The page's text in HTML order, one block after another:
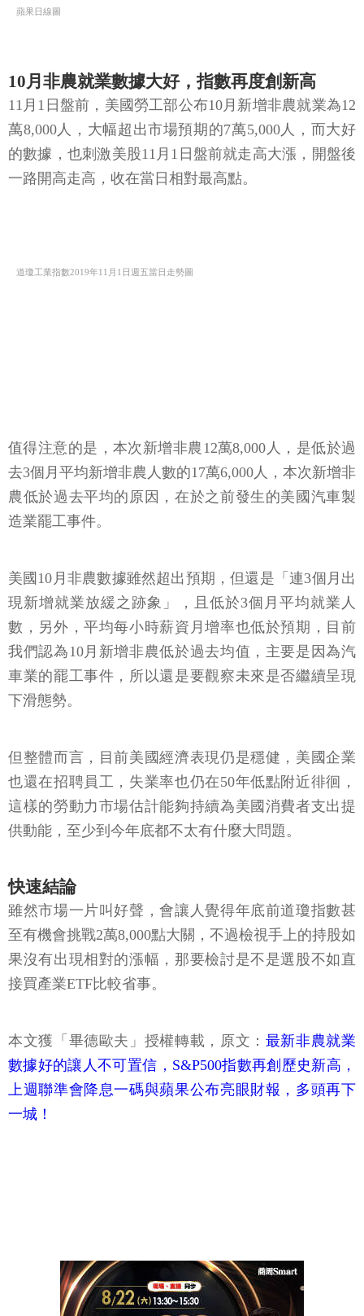
蘋果日線圖
10月非農就業數據大好，指數再度創新高
11月1日盤前，美國勞工部公布10月新增非農就業為12
萬8,000人，大幅超出市場預期的7萬5,000人，而大好
的數據，也刺激美股11月1日盤前就走高大漲，開盤後
一路開高走高，收在當日相對最高點。
道瓊工業指數2019年11月1日週五當日走勢圖
值得注意的是，本次新增非農12萬8,000人，是低於過
去3個月平均新增非農人數的17萬6,000人，本次新增非
農低於過去平均的原因，在於之前發生的美國汽車製
造業罷工事件。
美國10月非農數據雖然超出預期，但還是「連3個月出
現新增就業放緩之跡象」，且低於3個月平均就業人
數，另外，平均每小時薪資月增率也低於預期，目前
我們認為10月新增非農低於過去均值，主要是因為汽
車業的罷工事件，所以還是要觀察未來是否繼續呈現
下滑態勢。
但整體而言，目前美國經濟表現仍是穩健，美國企業
也還在招聘員工，失業率也仍在50年低點附近徘徊，
這樣的勞動力市場估計能夠持續為美國消費者支出提
供動能，至少到今年底都不太有什麼大問題。
快速結論
雖然市場一片叫好聲，會讓人覺得年底前道瓊指數甚
至有機會挑戰2萬8,000點大關，不過檢視手上的持股如
果沒有出現相對的漲幅，那要檢討是不是選股不如直
接買產業ETF比較省事。
本文獲「畢德歐夫」授權轉載，原文： 最新非農就業
數據好的讓人不可置信，S&P500指數再創歷史新高，
上週聯準會降息一碼與蘋果公布亮眼財報，多頭再下
一城！